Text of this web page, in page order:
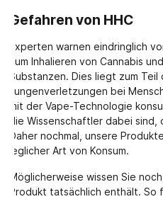
Gefahren von HHC
Experten warnen eindringlich
zum Inhalieren von Cannabis
Substanzen. Dies liegt zum
Lungenverletzungen bei
mit der Vape-Technologie
die Wissenschaftler dabei
Daher nochmal, unsere
jeglicher Art von Konsum.
Möglicherweise wissen Sie
Produkt tatsächlich enthält. So